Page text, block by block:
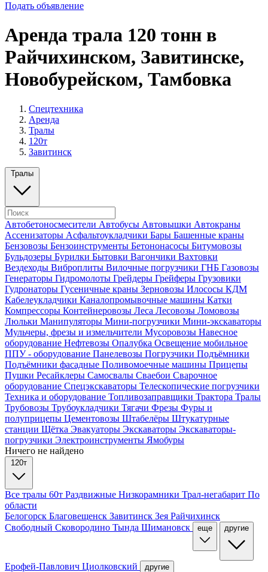
Подать объявление
Аренда трала 120 тонн в
Райчихинском, Завитинске,
Новобурейском, Тамбовка
Спецтехника
Аренда
Тралы
120т
Завитинск
Тралы
Автобетоносмесители Автобусы Автовышки Автокраны
Ассенизаторы Асфальтоукладчики Бары Башенные краны
Бензовозы Бензоинструменты Бетононасосы Битумовозы
Бульдозеры Бурилки Бытовки Вагончики Вахтовки
Вездеходы Виброплиты Вилочные погрузчики ГНБ Газовозы
Генераторы Гидромолоты Грейдеры Грейферы Грузовики
Гудронаторы Гусеничные краны Зерновозы Илососы КДМ
Кабелеукладчики Каналопромывочные машины Катки
Компрессоры Контейнеровозы Леса Лесовозы Ломовозы
Люльки Манипуляторы Мини-погрузчики Мини-экскаваторы
Мульчеры, фрезы и измельчители Мусоровозы Навесное
оборудование Нефтевозы Опалубка Освещение мобильное
ППУ - оборудование Панелевозы Погрузчики Подъёмники
Подъёмники фасадные Поливомоечные машины Прицепы
Пушки Ресайклеры Самосвалы Сваебои Сварочное
оборудование Спецэкскаваторы Телескопические погрузчики
Техника и оборудование Топливозаправщики Трактора Тралы
Трубовозы Трубоукладчики Тягачи Фрезы Фуры и
полуприцепы Цементовозы Штабелёры Штукатурные
станции Щётка Эвакуаторы Экскаваторы Экскаваторы-
погрузчики Электроинструменты Ямобуры
Ничего не найдено
120т
Все тралы 60т Раздвижные Низкорамники Трал-негабарит По
области
Белогорск Благовещенск Завитинск Зея Райчихинск
Свободный Сковородино Тында Шимановск еще другие
Ерофей-Павлович Циолковский другие